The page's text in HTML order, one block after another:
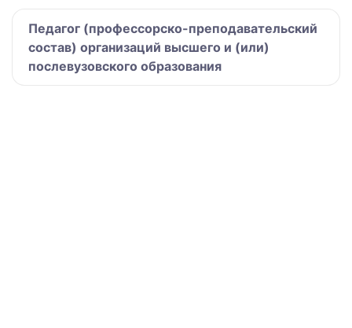
Педагог (профессорско-преподавательский
состав) организаций высшего и (или)
послевузовского образования